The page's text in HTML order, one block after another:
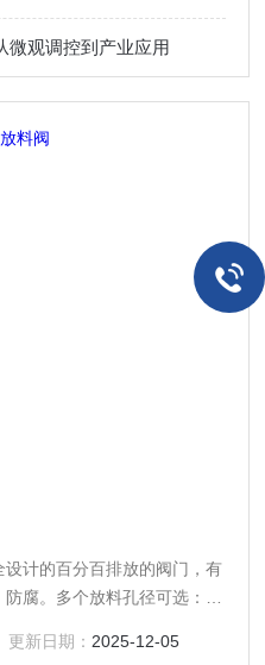
微观调控到产业应用
计的百分百排放的阀门，有
腐。多个放料孔径可选：
更新日期： 2025-12-05